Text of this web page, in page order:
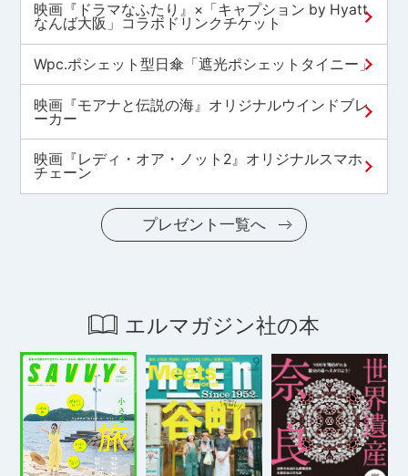
映画『ドラマなふたり』×「キャプション by Hyatt
なんば大阪」コラボドリンクチケット
Wpc.ポシェット型日傘「遮光ポシェットタイニー」
映画『モアナと伝説の海』オリジナルウインドブレ
ーカー
映画『レディ・オア・ノット2』オリジナルスマホ
チェーン
プレゼント一覧へ
エルマガジン社の本